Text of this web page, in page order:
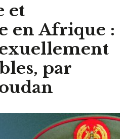
et
en Afrique :
par